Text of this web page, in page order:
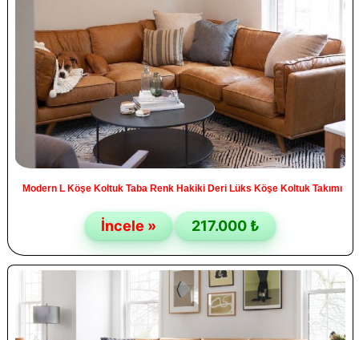
Modern L Köşe Koltuk Taba Renk Hakiki Deri Lüks Köşe Koltuk Takımı
İncele » 217.000 ₺